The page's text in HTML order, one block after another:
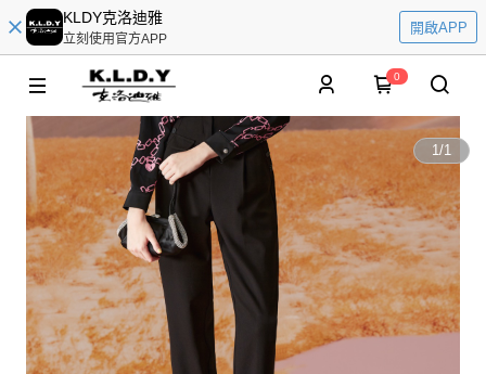
KLDY克洛迪雅
立刻使用官方APP
開啟APP
0
1/1